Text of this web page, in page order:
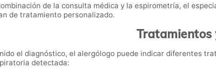
de la consulta médica y la espirometría, el
de tratamiento personalizado.
Tratamientos
el diagnóstico, el alergólogo puede indicar diferentes
detectada: